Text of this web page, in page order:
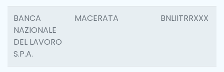
BANCA
NAZIONALE
DEL LAVORO
S.P.A.
MACERATA BNLIITRRXXX